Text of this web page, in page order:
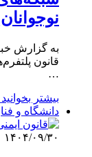
به گزارش
قانون
…
بیشتر
دانشگاه و
۱۴۰۴/۰۹/۳۰